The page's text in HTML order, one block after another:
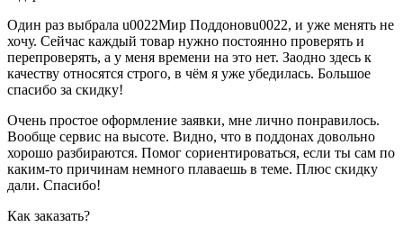
Один раз выбрала u0022Мир Поддоновu0022, и уже менять не
хочу. Сейчас каждый товар нужно постоянно проверять и
перепроверять, а у меня времени на это нет. Заодно здесь к
качеству относятся строго, в чём я уже убедилась. Большое
спасибо за скидку!
Очень простое оформление заявки, мне лично понравилось.
Вообще сервис на высоте. Видно, что в поддонах довольно
хорошо разбираются. Помог сориентироваться, если ты сам по
каким-то причинам немного плаваешь в теме. Плюс скидку
дали. Спасибо!
Как заказать?